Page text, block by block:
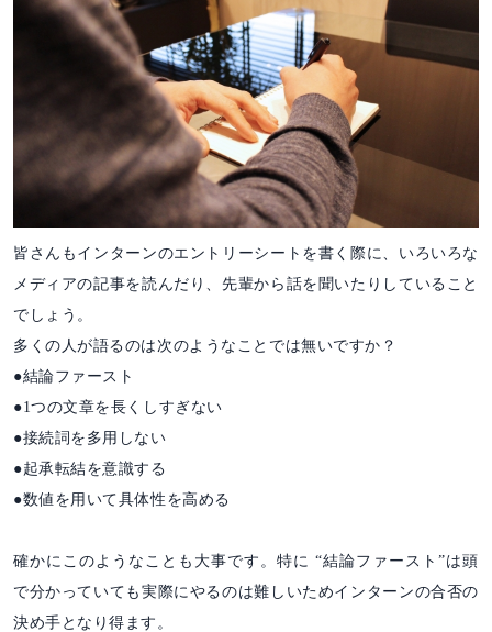
皆さんもインターンのエントリーシートを書く際に、いろいろな
メディアの記事を読んだり、先輩から話を聞いたりしていること
でしょう。
多くの人が語るのは次のようなことでは無いですか？
●結論ファースト
●1つの文章を長くしすぎない
●接続詞を多用しない
●起承転結を意識する
●数値を用いて具体性を高める
確かにこのようなことも大事です。特に “結論ファースト”は頭
で分かっていても実際にやるのは難しいためインターンの合否の
決め手となり得ます。